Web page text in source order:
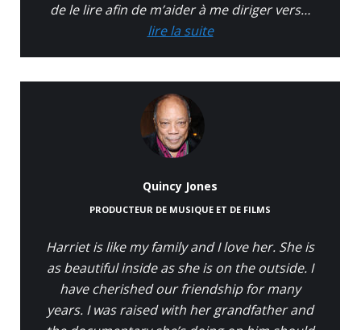
de le lire afin de m’aider à me diriger vers…
lire la suite
Quincy Jones
PRODUCTEUR DE MUSIQUE ET DE FILMS
Harriet is like my family and I love her. She is
as beautiful inside as she is on the outside. I
have cherished our friendship for many
years. I was raised with her grandfather and